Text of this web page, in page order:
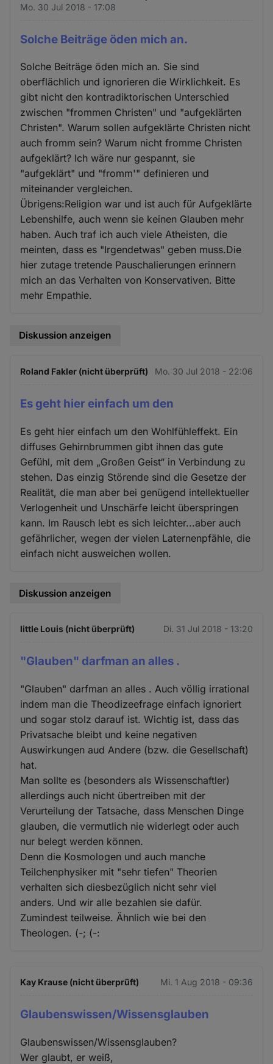
Mo. 30 Jul 2018 - 17:08
Solche Beiträge öden mich an.
Solche Beiträge öden mich an. Sie sind
oberflächlich und ignorieren die Wirklichkeit. Es
gibt nicht den kontradiktorischen Unterschied
zwischen "frommen Christen" und "aufgeklärten
Christen". Warum sollen aufgeklärte Christen nicht
auch fromm sein? Warum nicht fromme Christen
aufgeklärt? Ich wäre nur gespannt, sie
"aufgeklärt" und "fromm'" definieren und
miteinander vergleichen.
Übrigens:Religion war und ist auch für Aufgeklärte
Lebenshilfe, auch wenn sie keinen Glauben mehr
haben. Auch traf ich auch viele Atheisten, die
meinten, dass es "Irgendetwas" geben muss.Die
hier zutage tretende Pauschalierungen erinnern
mich an das Verhalten von Konservativen. Bitte
mehr Empathie.
Diskussion anzeigen
Roland Fakler (nicht überprüft) Mo. 30 Jul 2018 - 22:06
Es geht hier einfach um den
Es geht hier einfach um den Wohlfühleffekt. Ein
diffuses Gehirnbrummen gibt ihnen das gute
Gefühl, mit dem „Großen Geist“ in Verbindung zu
stehen. Das einzig Störende sind die Gesetze der
Realität, die man aber bei genügend intellektueller
Verlogenheit und Unschärfe leicht überspringen
kann. Im Rausch lebt es sich leichter...aber auch
gefährlicher, wegen der vielen Laternenpfähle, die
einfach nicht ausweichen wollen.
Diskussion anzeigen
little Louis (nicht überprüft) Di. 31 Jul 2018 - 13:20
"Glauben" darfman an alles .
"Glauben" darfman an alles . Auch völlig irrational
indem man die Theodizeefrage einfach ignoriert
und sogar stolz darauf ist. Wichtig ist, dass das
Privatsache bleibt und keine negativen
Auswirkungen aud Andere (bzw. die Gesellschaft)
hat.
Man sollte es (besonders als Wissenschaftler)
allerdings auch nicht übertreiben mit der
Verurteilung der Tatsache, dass Menschen Dinge
glauben, die vermutlich nie widerlegt oder auch
nur belegt werden können.
Denn die Kosmologen und auch manche
Teilchenphysiker mit "sehr tiefen" Theorien
verhalten sich diesbezüglich nicht sehr viel
anders. Und wir alle bezahlen sie dafür.
Zumindest teilweise. Ähnlich wie bei den
Theologen. (-; (-:
Kay Krause (nicht überprüft) Mi. 1 Aug 2018 - 09:36
Glaubenswissen/Wissensglauben
Glaubenswissen/Wissensglauben?
Wer glaubt, er weiß,
Cookies